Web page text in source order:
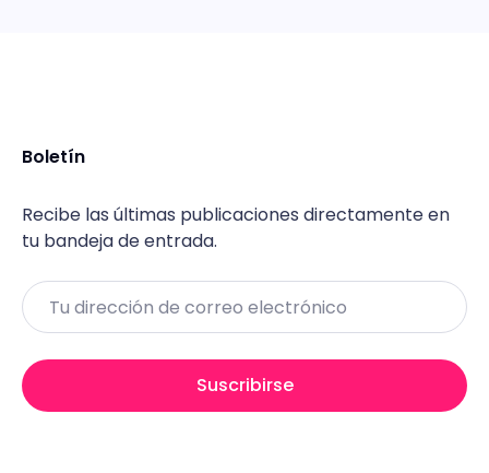
Boletín
Recibe las últimas publicaciones directamente en
tu bandeja de entrada.
Email
Suscribirse